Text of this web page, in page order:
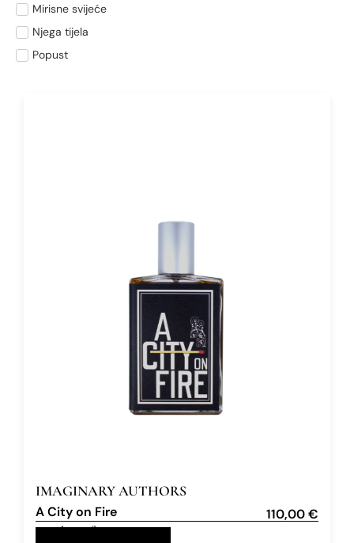
Mirisne svijeće
Njega tijela
Popust
IMAGINARY AUTHORS
A City on Fire 110,00€
Eau de Parfum